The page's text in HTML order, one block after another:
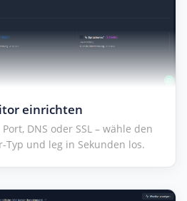
einrichten
Port, DNS oder SSL – wähle den
Typ und leg in Sekunden los.